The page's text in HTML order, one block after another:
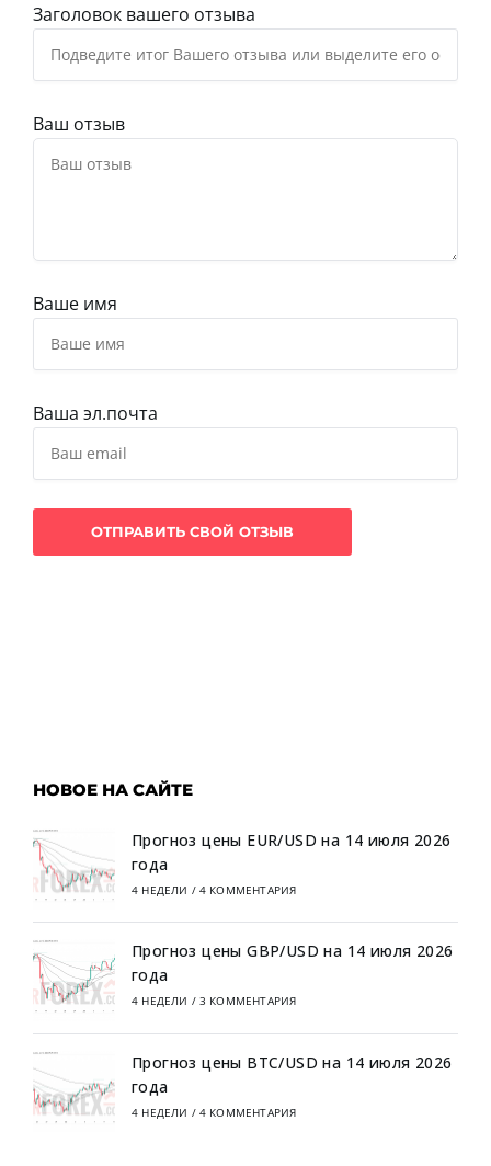
Заголовок вашего отзыва
Ваш отзыв
Ваше имя
Ваша эл.почта
НОВОЕ НА САЙТЕ
Прогноз цены EUR/USD на 14 июля 2026
года
4 НЕДЕЛИ / 4 КОММЕНТАРИЯ
Прогноз цены GBP/USD на 14 июля 2026
года
4 НЕДЕЛИ / 3 КОММЕНТАРИЯ
Прогноз цены BTC/USD на 14 июля 2026
года
4 НЕДЕЛИ / 4 КОММЕНТАРИЯ